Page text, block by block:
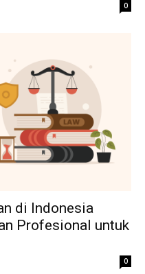
0
di Indonesia
Profesional untuk
0